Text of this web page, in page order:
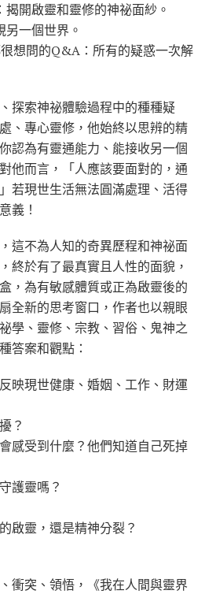
揭開啟靈和靈修的神祕面紗。
另一個世界。
想問的Q&A：所有的疑惑一次解
探索神祕體驗過程中的種種疑
、專心靈修，他始終以思辨的精
認為有靈通能力、能接收另一個
他而言，「人應該要面對的，通
若現世生活無法圓滿處理、活得
義！
這不為人知的奇異歷程和神祕面
終於有了最真實且人性的面貌，
，為有敏感體質或正為啟靈後的
全新的思考窗口，作者也以親眼
學、靈修、宗教、習俗、鬼神之
答案和觀點：
映現世健康、婚姻、工作、財運
？
感受到什麼？他們知道自己死掉
護靈嗎？
啟靈，還是精神分裂？
衝突、領悟，《我在人間與靈界